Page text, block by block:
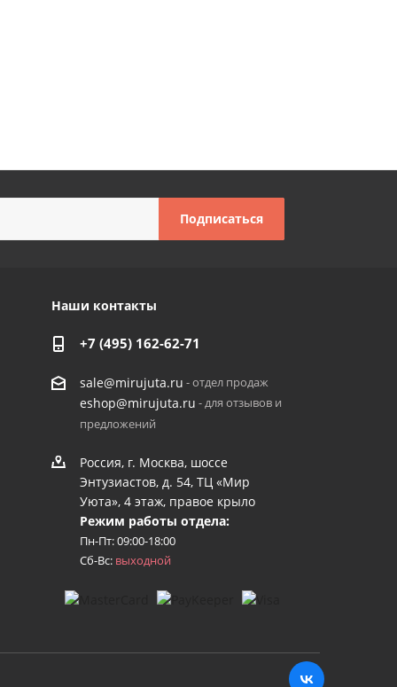
Наши контакты
+7 (495) 162-62-71
sale@mirujuta.ru - отдел продаж
eshop@mirujuta.ru - для отзывов и
предложений
Россия, г. Москва, шоссе
Энтузиастов, д. 54, ТЦ «Мир
Уюта», 4 этаж, правое крыло
Режим работы отдела:
Пн-Пт: 09:00-18:00
Сб-Вс: выходной